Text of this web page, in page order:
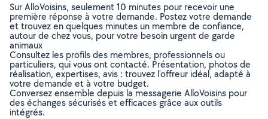
Sur AlloVoisins, seulement 10 minutes pour recevoir une
première réponse à votre demande. Postez votre demande
et trouvez en quelques minutes un membre de confiance,
autour de chez vous, pour votre besoin urgent de garde
animaux
Consultez les profils des membres, professionnels ou
particuliers, qui vous ont contacté. Présentation, photos de
réalisation, expertises, avis : trouvez l'offreur idéal, adapté à
votre demande et à votre budget.
Conversez ensemble depuis la messagerie AlloVoisins pour
des échanges sécurisés et efficaces grâce aux outils
intégrés.